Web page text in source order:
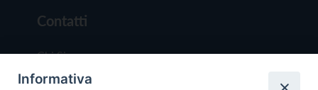
Contatti
Chi Siamo
Redazione
Informativa